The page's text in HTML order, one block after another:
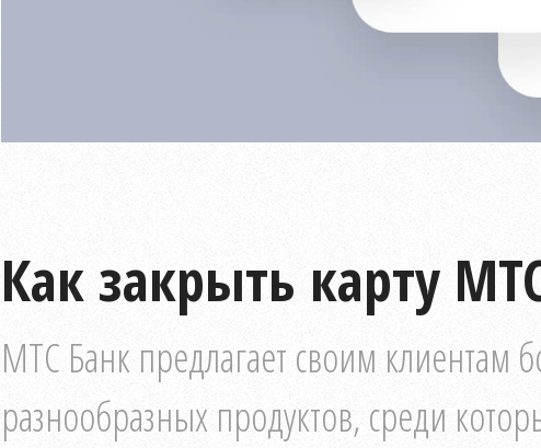
Как закрыть карту
МТС Банк предлагает своим клиентам
разнообразных продуктов, среди